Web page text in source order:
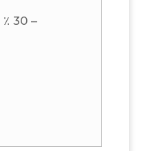
– 30 ٪ دفعة أولى